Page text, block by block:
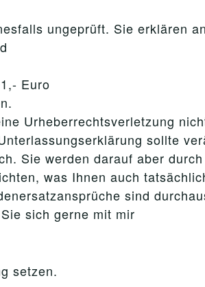
ungeprüft. Sie erklären
Euro
Urheberrechtsverletzung
sollte
Sie werden darauf aber
was Ihnen auch
sind
sich gerne mit mir
setzen.